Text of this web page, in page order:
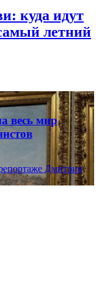
куда идут
летний
весь мир
Дмитрия